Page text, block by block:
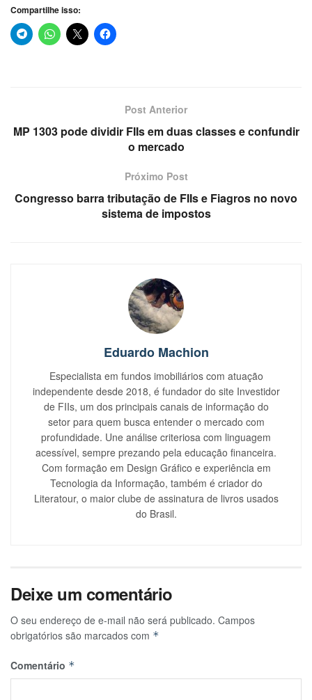
Compartilhe isso:
Post Anterior
MP 1303 pode dividir FIIs em duas classes e confundir
o mercado
Próximo Post
Congresso barra tributação de FIIs e Fiagros no novo
sistema de impostos
Eduardo Machion
Especialista em fundos imobiliários com atuação
independente desde 2018, é fundador do site Investidor
de FIIs, um dos principais canais de informação do
setor para quem busca entender o mercado com
profundidade. Une análise criteriosa com linguagem
acessível, sempre prezando pela educação financeira.
Com formação em Design Gráfico e experiência em
Tecnologia da Informação, também é criador do
Literatour, o maior clube de assinatura de livros usados
do Brasil.
Deixe um comentário
O seu endereço de e-mail não será publicado. Campos
obrigatórios são marcados com *
Comentário *